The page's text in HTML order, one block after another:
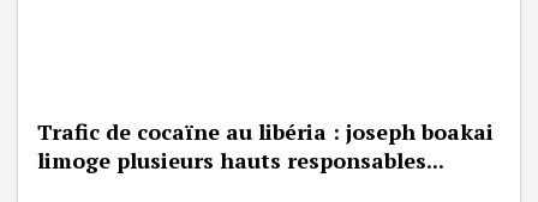
Trafic de cocaïne au libéria : joseph boakai
limoge plusieurs hauts responsables...